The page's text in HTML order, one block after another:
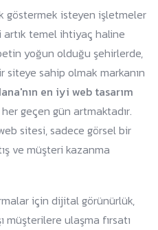
göstermek isteyen işletmeler
temel ihtiyaç haline
yoğun olduğu şehirlerde,
siteye sahip olmak markanın
en iyi web tasarım
geçen gün artmaktadır.
sitesi, sadece görsel bir
ve müşteri kazanma
için dijital görünürlük,
müşterilere ulaşma fırsatı